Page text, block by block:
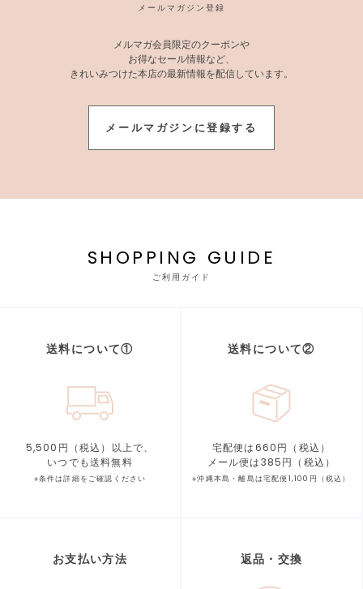
メールマガジン登録
メルマガ会員限定のクーポンや
お得なセール情報など、
きれいみつけた本店の最新情報を配信しています。
メールマガジンに登録する
SHOPPING GUIDE
ご利用ガイド
送料について①
5,500円（税込）以上で、
いつでも送料無料
※条件は詳細をご確認ください
送料について②
宅配便は660円（税込）
メール便は385円（税込）
※沖縄本島・離島は宅配便1,100円（税込）
お支払い方法 返品・交換